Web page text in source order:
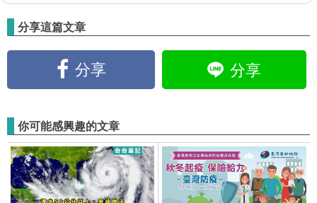
分享這篇文章
分享 分享
你可能感興趣的文章